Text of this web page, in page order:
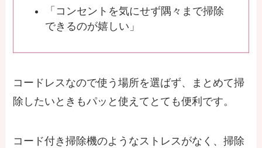
「コンセントを気にせず隅々まで掃除
できるのが嬉しい」
コードレスなので使う場所を選ばず、まとめて掃
除したいときもパッと使えてとても便利です。
コード付き掃除機のようなストレスがなく、掃除